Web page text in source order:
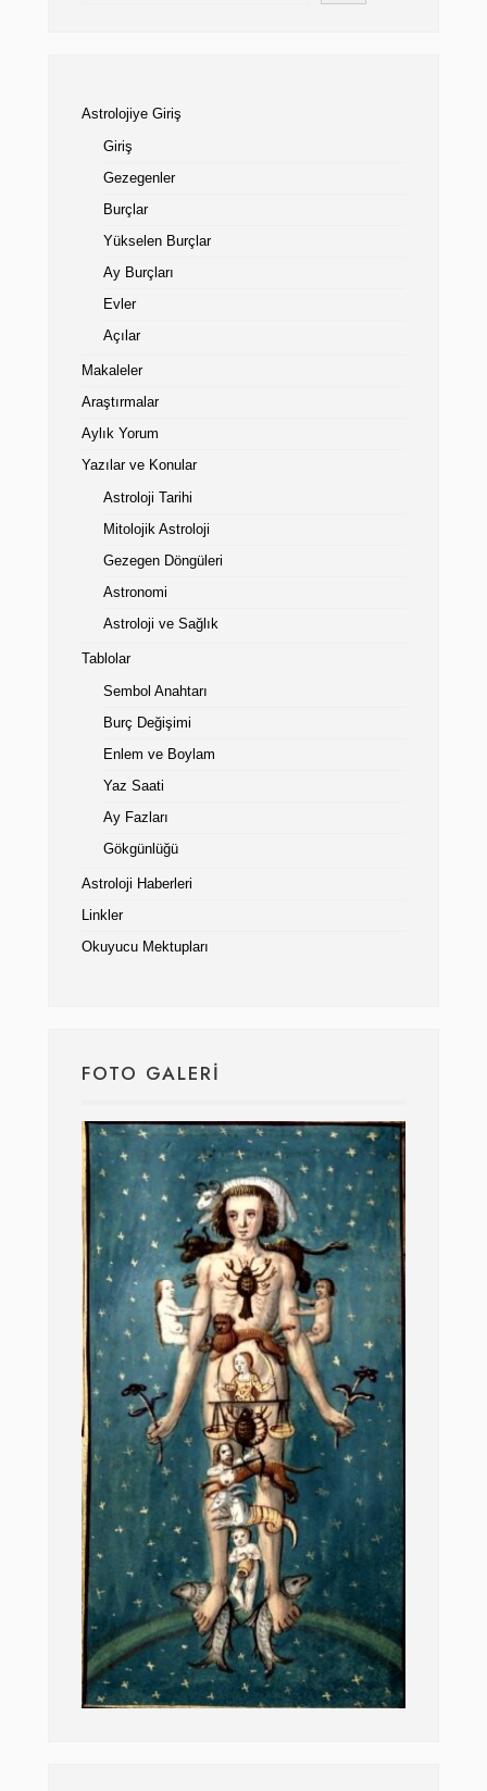
Astrolojiye Giriş
Giriş
Gezegenler
Burçlar
Yükselen Burçlar
Ay Burçları
Evler
Açılar
Makaleler
Araştırmalar
Aylık Yorum
Yazılar ve Konular
Astroloji Tarihi
Mitolojik Astroloji
Gezegen Döngüleri
Astronomi
Astroloji ve Sağlık
Tablolar
Sembol Anahtarı
Burç Değişimi
Enlem ve Boylam
Yaz Saati
Ay Fazları
Gökgünlüğü
Astroloji Haberleri
Linkler
Okuyucu Mektupları
FOTO GALERI